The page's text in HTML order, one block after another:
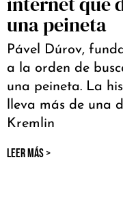
una peineta
Pável Dúrov,
a la orden de
una peineta. La
lleva más de una
Kremlin
LEER MÁS >